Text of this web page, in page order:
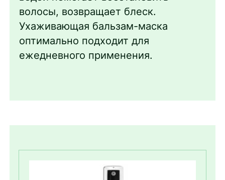
волосы, возвращает блеск.
Ухаживающая бальзам-маска
оптимально подходит для
ежедневного применения.